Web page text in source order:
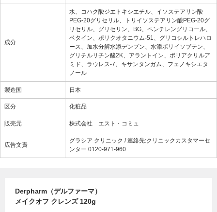
成分
水、コハク酸ジエトキシエチル、イソステアリン酸
PEG-20グリセリル、トリイソステアリン酸PEG-20グ
リセリル、グリセリン、BG、ペンチレングリコール、
ベタイン、ポリクオタニウム-51、グリコシルトレハロ
ース、加水分解水添デンプン、水添ポリイソブテン、
グリチルリチン酸2K、アラントイン、ポリアクリルア
ミド、ラウレス-7、キサンタンガム、フェノキシエタ
ノール
製造国 日本
区分 化粧品
販売元 株式会社 エスト・コミュ
広告文責
グラシア クリニック / 連絡先:クリニックカスタマーセ
ンター 0120-971-960
Derpharm（デルファーマ）
メイクオフ クレンズ 120g